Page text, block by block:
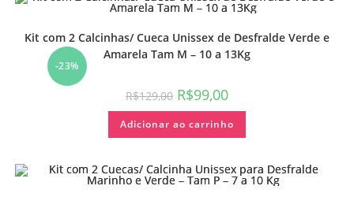
-23%
Kit com 2 Calcinhas/ Cueca Unissex de Desfralde Verde e
Amarela Tam M – 10 a 13Kg
R$129,00 R$99,00
Adicionar ao carrinho